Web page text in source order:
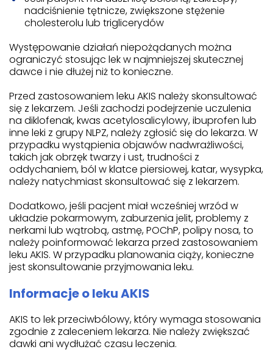
nadciśnienie tętnicze, zwiększone stężenie
cholesterolu lub triglicerydów
Występowanie działań niepożądanych można
ograniczyć stosując lek w najmniejszej skutecznej
dawce i nie dłużej niż to konieczne.
Przed zastosowaniem leku AKIS należy skonsultować
się z lekarzem. Jeśli zachodzi podejrzenie uczulenia
na diklofenak, kwas acetylosalicylowy, ibuprofen lub
inne leki z grupy NLPZ, należy zgłosić się do lekarza. W
przypadku wystąpienia objawów nadwrażliwości,
takich jak obrzęk twarzy i ust, trudności z
oddychaniem, ból w klatce piersiowej, katar, wysypka,
należy natychmiast skonsultować się z lekarzem.
Dodatkowo, jeśli pacjent miał wcześniej wrzód w
układzie pokarmowym, zaburzenia jelit, problemy z
nerkami lub wątrobą, astmę, POChP, polipy nosa, to
należy poinformować lekarza przed zastosowaniem
leku AKIS. W przypadku planowania ciąży, konieczne
jest skonsultowanie przyjmowania leku.
Informacje o leku AKIS
AKIS to lek przeciwbólowy, który wymaga stosowania
zgodnie z zaleceniem lekarza. Nie należy zwiększać
dawki ani wydłużać czasu leczenia.